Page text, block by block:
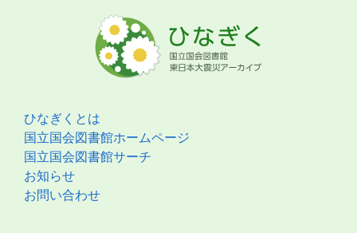
ひなぎくとは
国立国会図書館ホームページ
国立国会図書館サーチ
お知らせ
お問い合わせ